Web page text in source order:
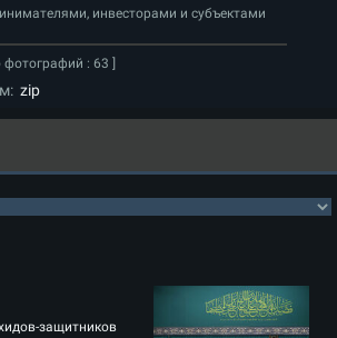
инвесторами и субъектами
: 63 ]
zip
защитников